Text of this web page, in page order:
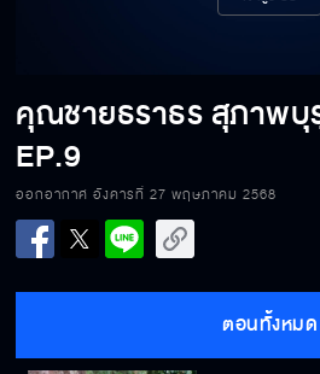
คุณชายธราธร สุภาพบุ
EP.9
ออกอากาศ อังคารที่ 27 พฤษภาคม 2568
ตอนทั้งหมด